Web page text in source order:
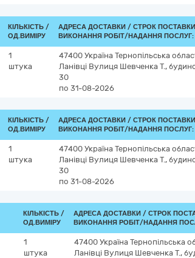
КІЛЬКІСТЬ /
ОД.ВИМІРУ
АДРЕСА ДОСТАВКИ / СТРОК
ВИКОНАННЯ РОБІТ/НАДАННЯ ПОСЛУГ:
1
штука
47400 Україна Тернопільська
Ланівці Вулиця Шевченка Т.,
30
по 31-08-2026
КІЛЬКІСТЬ /
ОД.ВИМІРУ
АДРЕСА ДОСТАВКИ / СТРОК
ВИКОНАННЯ РОБІТ/НАДАННЯ ПОСЛУГ:
1
штука
47400 Україна Тернопільська
Ланівці Вулиця Шевченка Т.,
30
по 31-08-2026
КІЛЬКІСТЬ /
ОД.ВИМІРУ
АДРЕСА ДОСТАВКИ / СТРОК
ВИКОНАННЯ РОБІТ/НАДАННЯ
1
штука
47400 Україна Тернопільська
Ланівці Вулиця Шевченка Т.,